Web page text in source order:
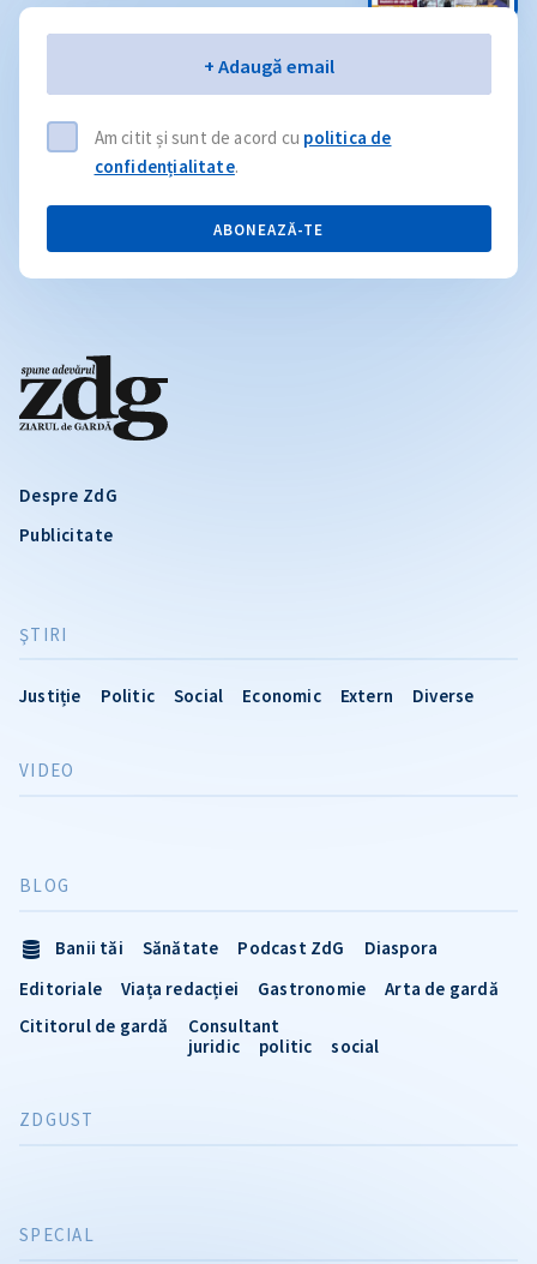
Despre ZdG
Publicitate
ŞTIRI
Justiție Politic Social Economic Extern Diverse
VIDEO
SPECIAL
BLOG
Banii tăi Sănătate Podcast ZdG
Diaspora
Editoriale
Viața redacției Gastronomie
Arta de gardă
Cititorul de gardă
Consultant
juridic
politic social
ZDGUST
+ Adaugă email
Am citit și sunt de acord cu politica de
confidențialitate.
ABONEAZĂ-TE